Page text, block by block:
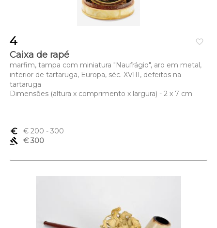
favorite_border
4
Caixa de rapé
marfim, tampa com miniatura "Naufrágio", aro em metal,
interior de tartaruga, Europa, séc. XVIII, defeitos na
tartaruga
Dimensões (altura x comprimento x largura) - 2 x 7 cm
euro_symbol € 200 - 300
gavel
€ 300